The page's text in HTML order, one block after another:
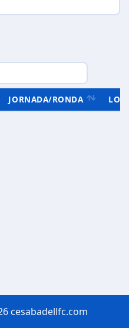
JORNADA/RONDA
cesabadellfc.com